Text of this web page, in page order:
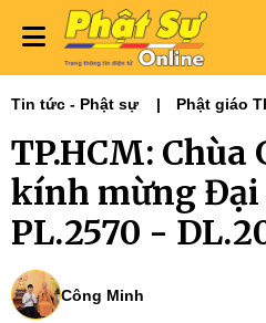
Tin tức - Phật sự Phật giáo
TP.HCM: Chùa
kính mừng Đại
PL.2570 -
Công Minh